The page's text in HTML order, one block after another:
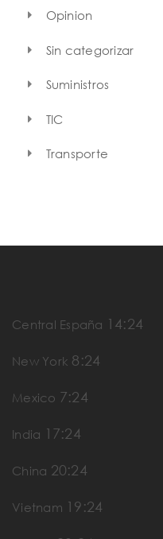
Opinion
Sin categorizar
Suministros
TIC
Transporte
Central España 14:24
New York 8:24
Mexico 7:24
India 17:24
China 20:24
Vietnam 19:24